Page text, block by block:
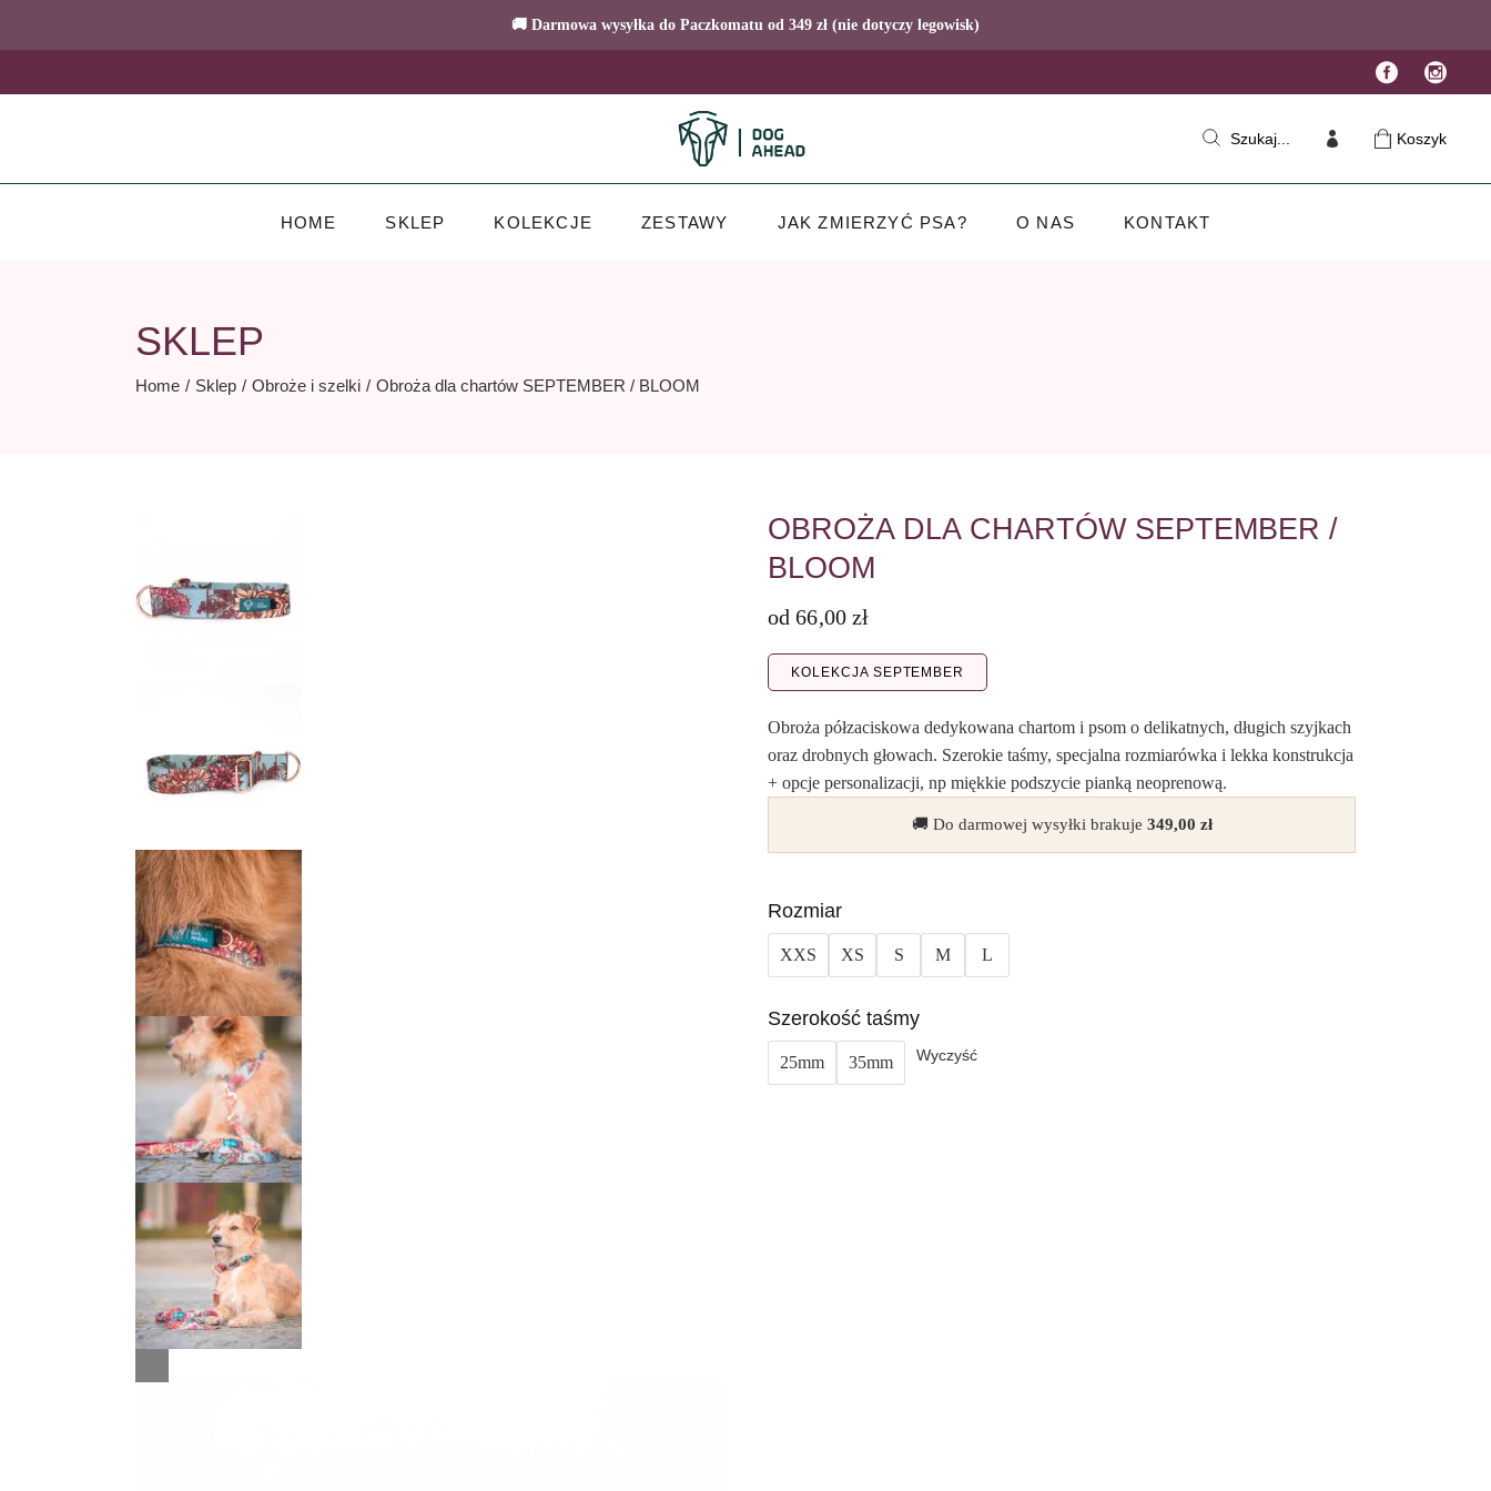
🚚 Darmowa wysyłka do Paczkomatu od 349 zł (nie dotyczy legowisk)
the
Szukaj... Koszyk
HOME SKLEP KOLEKCJE ZESTAWY JAK ZMIERZYĆ PSA? O NAS KONTAKT
SKLEP
Home Sklep Obroże i szelki Obroża dla chartów SEPTEMBER / BLOOM
OBROŻA DLA CHARTÓW SEPTEMBER /
BLOOM
od66,00 zł
KOLEKCJA SEPTEMBER
Obroża półzaciskowa dedykowana chartom i psom o delikatnych, długich szyjkach
oraz drobnych głowach. Szerokie taśmy, specjalna rozmiarówka i lekka konstrukcja
+ opcje personalizacji, np miękkie podszycie pianką neoprenową.
🚚 Do darmowej wysyłki brakuje 349,00 zł
Rozmiar
XXS XS S M L
Szerokość taśmy
25mm 35mm Wyczyść